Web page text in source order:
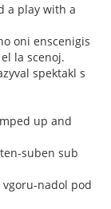
a play with a
oni enscenigis
la scenoj.
spektakl s
up and
suben sub
nadol pod